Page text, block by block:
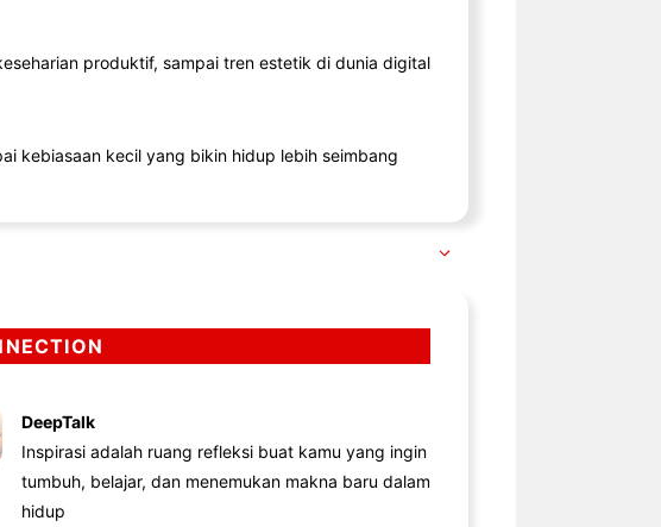
produktif, sampai tren estetik di dunia digital
kebiasaan kecil yang bikin hidup lebih seimbang
DeepTalk
Inspirasi adalah ruang refleksi buat kamu yang ingin
tumbuh, belajar, dan menemukan makna baru dalam
hidup